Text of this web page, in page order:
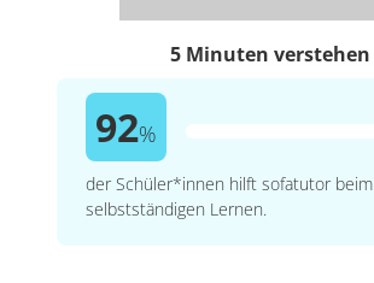
5 Minuten verstehen
92%
der Schüler*innen hilft sofatutor beim
selbstständigen Lernen.